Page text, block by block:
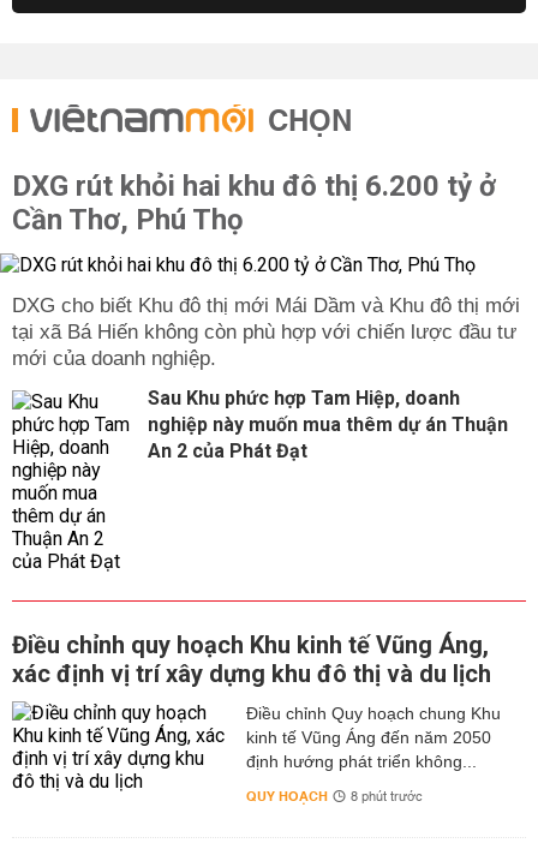
CHỌN
DXG rút khỏi hai khu đô thị 6.200 tỷ ở
Cần Thơ, Phú Thọ
DXG cho biết Khu đô thị mới Mái Dầm và Khu đô thị mới
tại xã Bá Hiến không còn phù hợp với chiến lược đầu tư
mới của doanh nghiệp.
Sau Khu phức hợp Tam Hiệp, doanh
nghiệp này muốn mua thêm dự án Thuận
An 2 của Phát Đạt
Điều chỉnh quy hoạch Khu kinh tế Vũng Áng,
xác định vị trí xây dựng khu đô thị và du lịch
Điều chỉnh Quy hoạch chung Khu
kinh tế Vũng Áng đến năm 2050
định hướng phát triển không...
QUY HOẠCH 8 phút trước